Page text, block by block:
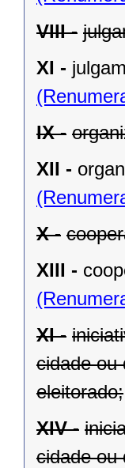
VIII -
XI -
IX -
XII -
X -
XIII -
XI -
cidade ou
eleitorado;
XIV -
cidade ou